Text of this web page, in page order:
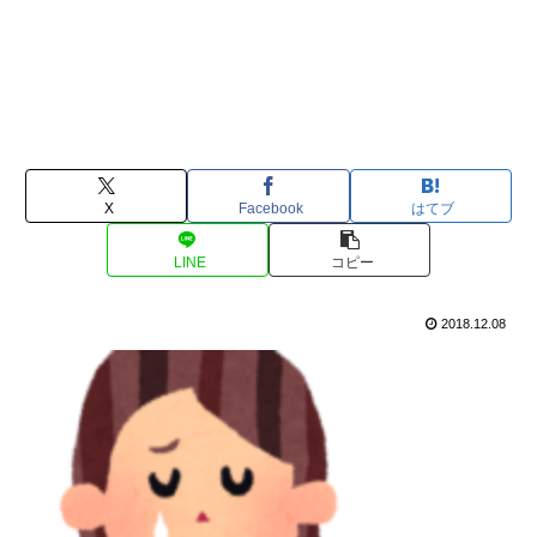
X Facebook はてブ
LINE コピー
2018.12.08